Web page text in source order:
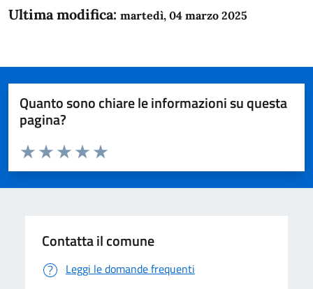
Ultima modifica: martedì, 04 marzo 2025
Quanto sono chiare le informazioni su questa
pagina?
Domanda
Valuta da 1 a 5 stelle la pagina
Valuta 5 stelle su 5
Valuta 4 stelle su 5
Valuta 3 stelle su 5
Valuta 2 stelle su 5
Valuta 1 stelle su 5
Contatta il comune
Leggi le domande frequenti